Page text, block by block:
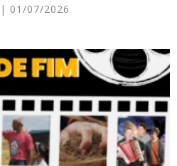
01/07/2026